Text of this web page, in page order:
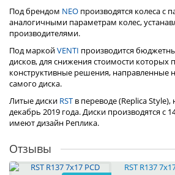
Под брендом NEO производятся колеса с
аналогичными параметрам колес,
производителями.
Под маркойVENTI производится
дисков, для снижения стоимости которых
конструктивные решения, направленные
самого диска.
Литые диски RST в переводе (Replica
декабрь 2019 года. Диски производятся с
имеют дизайн Реплика.
Отзывы
RST R137